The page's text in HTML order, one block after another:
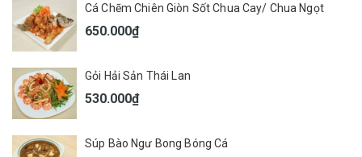
Cá Chẽm Chiên Giòn Sốt Chua Cay/ Chua Ngọt
650.000₫
Gỏi Hải Sản Thái Lan
530.000₫
Súp Bào Ngư Bong Bóng Cá